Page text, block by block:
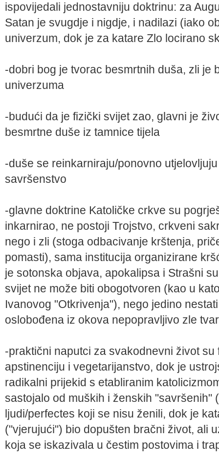
ispovijedali jednostavniju doktrinu: za
Satan je svugdje i nigdje, i nadilazi (iako
univerzum, dok je za katare Zlo locirano
-dobri bog je tvorac besmrtnih duša, zli je
univerzuma
-budući da je fizički svijet zao, glavni je
besmrtne duše iz tamnice tijela
-duše se reinkarniraju/ponovno
savršenstvo
-glavne doktrine Katoličke crkve su
inkarnirao, ne postoji Trojstvo, crkveni
nego i zli (stoga odbacivanje krštenja,
pomasti), sama institucija organizirane
je sotonska objava, apokalipsa i Strašni
svijet ne može biti obogotvoren (kao u
Ivanovog "Otkrivenja"), nego jedino
oslobođena iz okova nepopravljivo zle
-praktični naputci za svakodnevni život
apstinenciju i vegetarijanstvo, dok je
radikalni prijekid s etabliranim
sastojalo od muških i ženskih "savršenih"
ljudi/perfectes koji se nisu ženili, dok je
("vjerujući") bio dopušten bračni život, ali
koja se iskazivala u čestim postovima i